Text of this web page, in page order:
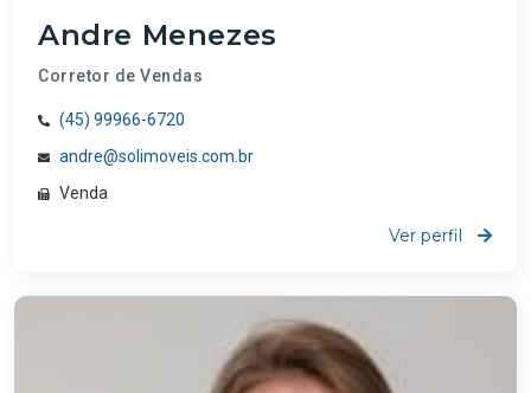
Andre Menezes
Corretor de Vendas
(45) 99966-6720
andre@solimoveis.com.br
Venda
Ver perfil